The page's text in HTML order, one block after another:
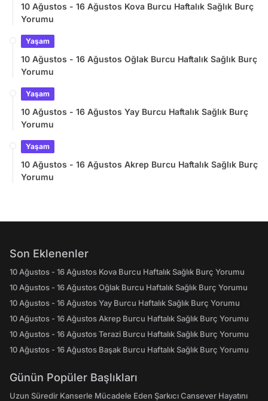
10 Ağustos - 16 Ağustos Kova Burcu Haftalık Sağlık Burç
Yorumu
Yaşam
10 Ağustos - 16 Ağustos Oğlak Burcu Haftalık Sağlık Burç
Yorumu
Yaşam
10 Ağustos - 16 Ağustos Yay Burcu Haftalık Sağlık Burç
Yorumu
Yaşam
10 Ağustos - 16 Ağustos Akrep Burcu Haftalık Sağlık Burç
Yorumu
Son Eklenenler
10 Ağustos - 16 Ağustos Kova Burcu Haftalık Sağlık Burç Yorumu
10 Ağustos - 16 Ağustos Oğlak Burcu Haftalık Sağlık Burç Yorumu
10 Ağustos - 16 Ağustos Yay Burcu Haftalık Sağlık Burç Yorumu
10 Ağustos - 16 Ağustos Akrep Burcu Haftalık Sağlık Burç Yorumu
10 Ağustos - 16 Ağustos Terazi Burcu Haftalık Sağlık Burç Yorumu
10 Ağustos - 16 Ağustos Başak Burcu Haftalık Sağlık Burç Yorumu
Günün Popüler Başlıkları
Uzun Süredir Kanserle Mücadele Eden Şarkıcı Cansever Hayatını